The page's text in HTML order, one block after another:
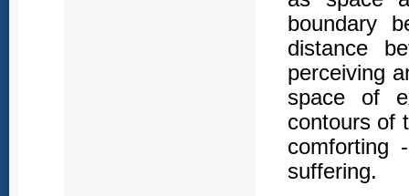
boundary
distance
perceiving
space of
contours of
comforting
suffering.